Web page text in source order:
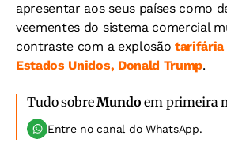
apresentar aos seus países como
veementes do sistema comercial
contraste com a explosão tarifária
Estados Unidos, Donald Trump.
Tudo sobreMundo em primeira
Entre no canal do WhatsApp.